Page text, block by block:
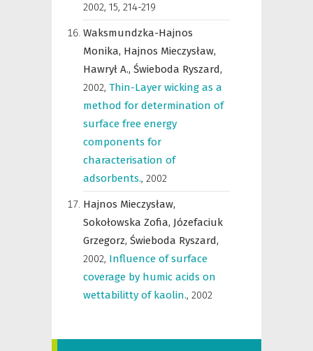
2002, 15, 214-219
Waksmundzka-Hajnos
Monika, Hajnos Mieczysław,
Hawrył A., Świeboda Ryszard,
2002, Thin-Layer wicking as a
method for determination of
surface free energy
components for
characterisation of
adsorbents., 2002
Hajnos Mieczysław,
Sokołowska Zofia, Józefaciuk
Grzegorz, Świeboda Ryszard,
2002, Influence of surface
coverage by humic acids on
wettabilitty of kaolin., 2002